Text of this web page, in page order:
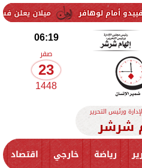
ميلان يعلن فسخ عقد
06:19
صفر
23
1448
ورئيس التحرير
شرشر
رياضة خارجي اقتصاد